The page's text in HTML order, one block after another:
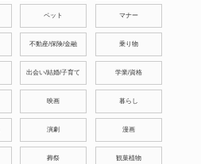
ペット マナー
不動産/保険/金融 乗り物
出会い/結婚/子育て 学業/資格
映画 暮らし
演劇 漫画
葬祭 観葉植物